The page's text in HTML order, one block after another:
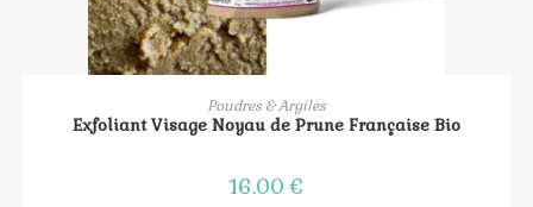
AJOUTER AU PANIER
Poudres & Argiles
Exfoliant Visage Noyau de Prune Française Bio
16.00€